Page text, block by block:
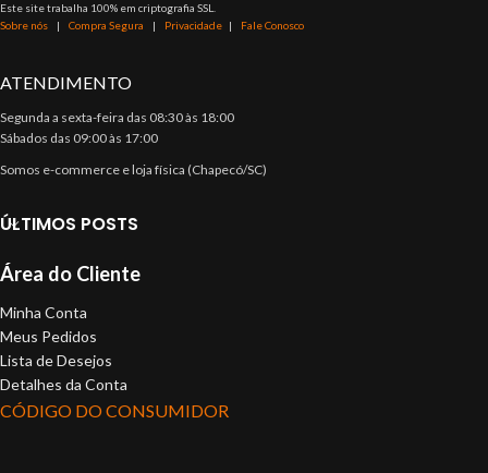
Este site trabalha 100% em criptografia SSL.
Sobre nós | Compra Segura | Privacidade | Fale Conosco
ATENDIMENTO
Segunda a sexta-feira das 08:30 às 18:00
Sábados das 09:00 às 17:00
Somos e-commerce e loja física (Chapecó/SC)
ÚLTIMOS POSTS
Área do Cliente
Minha Conta
Meus Pedidos
Lista de Desejos
Detalhes da Conta
CÓDIGO DO CONSUMIDOR